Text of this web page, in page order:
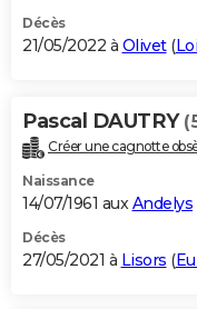
Décès
21/05/2022 à Olivet(
Pascal DAUTRY
Créer une cagnotte
Naissance
14/07/1961 auxAndelys
Décès
27/05/2021 à Lisors (